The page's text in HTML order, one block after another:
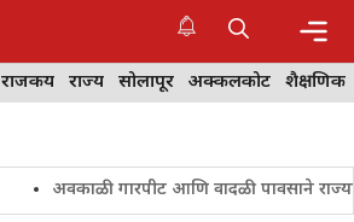
राजकीय राज्य सोलापूर अक्कलकोट शैक्षणिक
अवकाळी गारपीट आणि वादळी पावसाने